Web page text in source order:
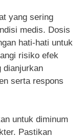
yang sering
medis. Dosis
hati-hati untuk
risiko efek
dianjurkan
serta respons
untuk diminum
Pastikan